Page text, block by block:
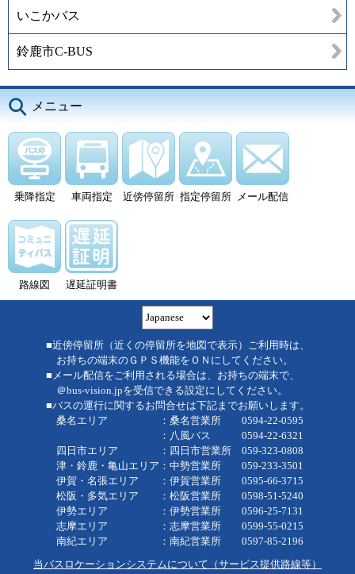
いこかバス
鈴鹿市C-BUS
メニュー
乗降指定 車両指定 近傍停留所 指定停留所 メール配信
路線図 遅延証明書
■近傍停留所（近くの停留所を地図で表示）ご利用時は、
お持ちの端末のＧＰＳ機能をＯＮにしてください。
■メール配信をご利用される場合は、お持ちの端末で、
＠bus-vision.jpを受信できる設定にしてください。
■バスの運行に関するお問合せは下記までお願いします。
桑名エリア ：桑名営業所 0594-22-0595
：八風バス 0594-22-6321
四日市エリア ：四日市営業所 059-323-0808
津・鈴鹿・亀山エリア：中勢営業所 059-233-3501
伊賀・名張エリア ：伊賀営業所 0595-66-3715
松阪・多気エリア ：松阪営業所 0598-51-5240
伊勢エリア ：伊勢営業所 0596-25-7131
志摩エリア ：志摩営業所 0599-55-0215
南紀エリア ：南紀営業所 0597-85-2196
当バスロケーションシステムについて（サービス提供路線等）